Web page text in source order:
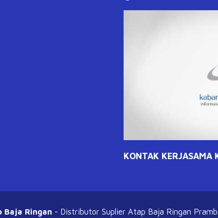
KONTAK KERJASAMA
Baja Ringan - Distributor Suplier Atap Baja Ringan